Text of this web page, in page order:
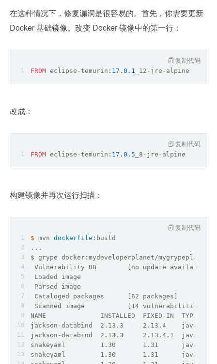
在这种情况下，修复漏洞是很容易的。首先，你需要更新
Docker 基础镜像。改变 Docker 镜像中的第一行：
FROM eclipse -temurin: 17.0 .1 _12 - jre - alpine
复制代码
改成：
FROM eclipse -temurin: 17.0 .5 _8 - jre - alpine
复制代码
构建镜像并再次运行扫描：
$ mvn dockerfile: build
...
$ grype docker:mydeveloperplanet/mygrypeplanet:
Vulnerability DB        [no update available]
Loaded image
Parsed image
Cataloged packages      [62 packages]
Scanned image           [14 vulnerabilities]
NAME              INSTALLED  FIXED-IN  TYPE
jackson-databind  2.13.3     2.13.4    java-
jackson-databind  2.13.3     2.13.4.1  java-
snakeyaml         1.30       1.31      java-
snakeyaml         1.30       1.31      java-archive
复制代码